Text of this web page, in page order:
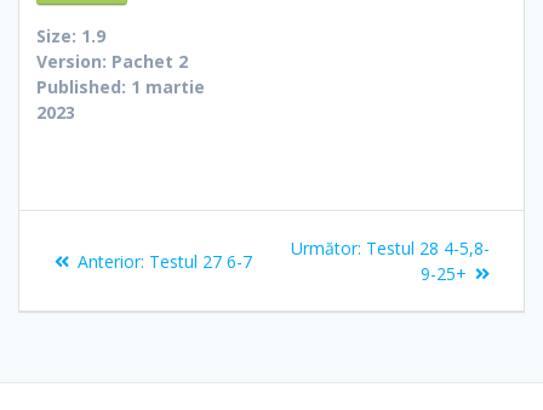
Size: 1.9
Version: Pachet 2
Published: 1 martie
2023
Anterior: Articolul
Testul 27 6-7
Următor: Articolul
următor:
Testul 28 4-5,8-
9-25+